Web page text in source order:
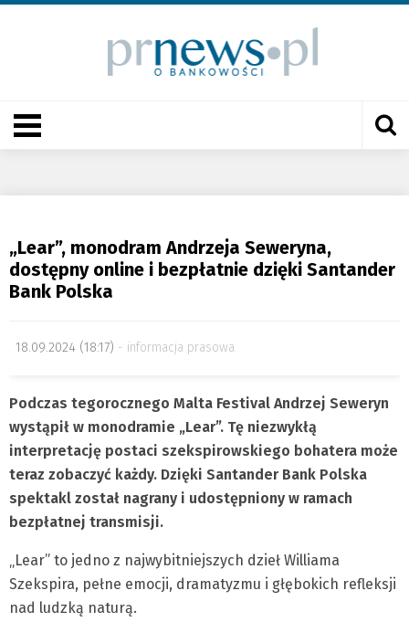
„Lear”, monodram Andrzeja Seweryna,
dostępny online i bezpłatnie dzięki Santander
Bank Polska
18.09.2024 (18:17) informacja prasowa
Podczas tegorocznego Malta Festival Andrzej Seweryn
wystąpił w monodramie „Lear”. Tę niezwykłą
interpretację postaci szekspirowskiego bohatera może
teraz zobaczyć każdy. Dzięki Santander Bank Polska
spektakl został nagrany i udostępniony w ramach
bezpłatnej transmisji.
„Lear” to jedno z najwybitniejszych dzieł Williama
Szekspira, pełne emocji, dramatyzmu i głębokich refleksji
nad ludzką naturą.